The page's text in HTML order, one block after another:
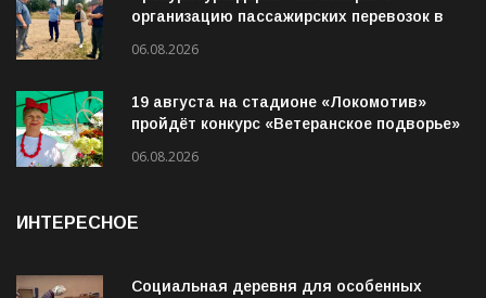
Прокуратура держит на контроле
06.08.2026
19 августа на стадионе «Локомотив»